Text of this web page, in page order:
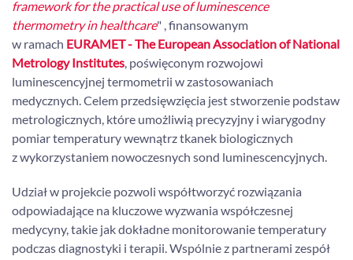
framework for the practical use of luminescence
thermometry in healthcare" , finansowanym
w ramach EURAMET - The European Association of National
Metrology Institutes, poświęconym rozwojowi
luminescencyjnej termometrii w zastosowaniach
medycznych. Celem przedsięwzięcia jest stworzenie podstaw
metrologicznych, które umożliwią precyzyjny i wiarygodny
pomiar temperatury wewnątrz tkanek biologicznych
z wykorzystaniem nowoczesnych sond luminescencyjnych.
Udział w projekcie pozwoli współtworzyć rozwiązania
odpowiadające na kluczowe wyzwania współczesnej
medycyny, takie jak dokładne monitorowanie temperatury
podczas diagnostyki i terapii. Wspólnie z partnerami zespół